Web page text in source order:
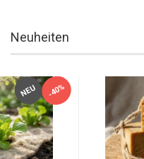
Neuheiten
NEU -40%